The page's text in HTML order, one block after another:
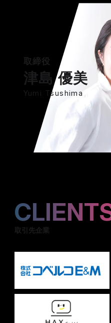
取締役
津島 優美
Yumi Tsushima
取引先企業